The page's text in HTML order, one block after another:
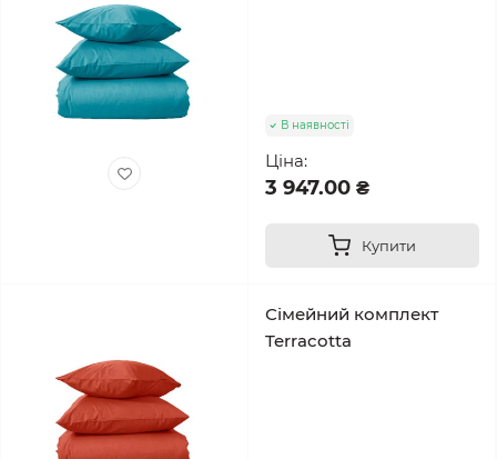
В наявності
Ціна:
3 947.00 ₴
Купити
Сімейний комплект
Terracotta